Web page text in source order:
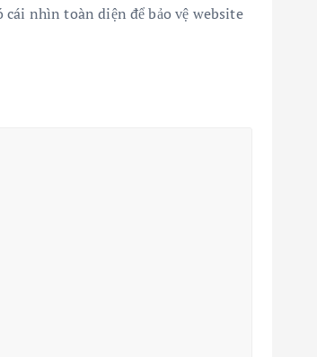
cái nhìn toàn diện để bảo vệ website